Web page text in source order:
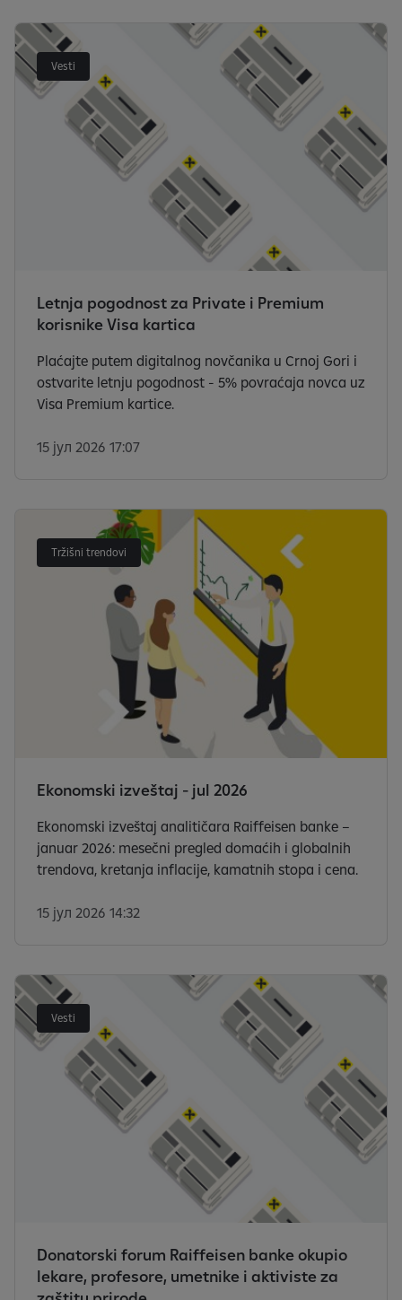
Vesti
Letnja pogodnost za Private i Premium
korisnike Visa kartica
Plaćajte putem digitalnog novčanika u Crnoj Gori i
ostvarite letnju pogodnost - 5% povraćaja novca uz
Visa Premium kartice.
15 јул 2026 17:07
Tržišni trendovi
Ekonomski izveštaj - jul 2026
Ekonomski izveštaj analitičara Raiffeisen banke –
januar 2026: mesečni pregled domaćih i globalnih
trendova, kretanja inflacije, kamatnih stopa i cena.
15 јул 2026 14:32
Vesti
Donatorski forum Raiffeisen banke okupio
lekare, profesore, umetnike i aktiviste za